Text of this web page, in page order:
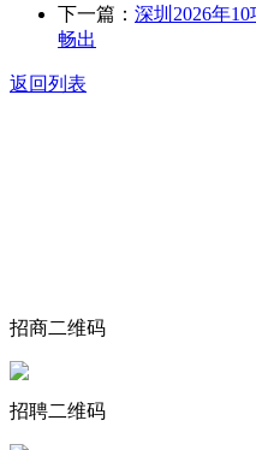
下一篇： 深圳2026年
畅出
返回列表
招商二维码
招聘二维码